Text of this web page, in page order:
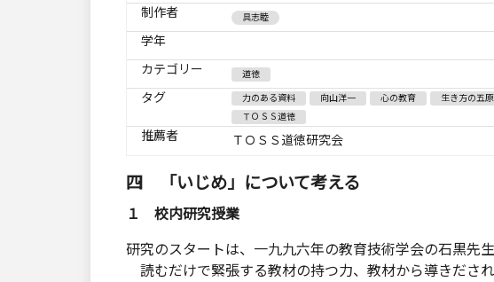
制作者
具志睦
学年
カテゴリー
道徳
タグ 力のある資料 向山洋一 心の教育
生き方の五原
ＴＯＳＳ道徳
推薦者 ＴＯＳＳ道徳研究会
四 「いじめ」について
１ 校内研究授業
研究のスタートは、一九九六年の教育技術学会の石黒先
読むだけで緊張する教材の持つ力、教材から導きださ